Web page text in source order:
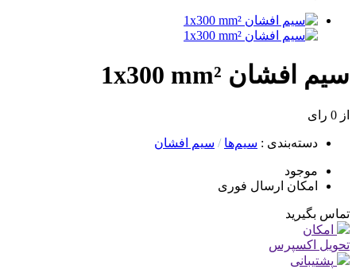
سیم افشان 1x300 mm²
از 0 رای
دسته‌بندی : سیم‌ها / سیم افشان
موجود
امکان ارسال فوری
تماس بگیرید
امکان
تحویل اکسپرس
پشتیبانی